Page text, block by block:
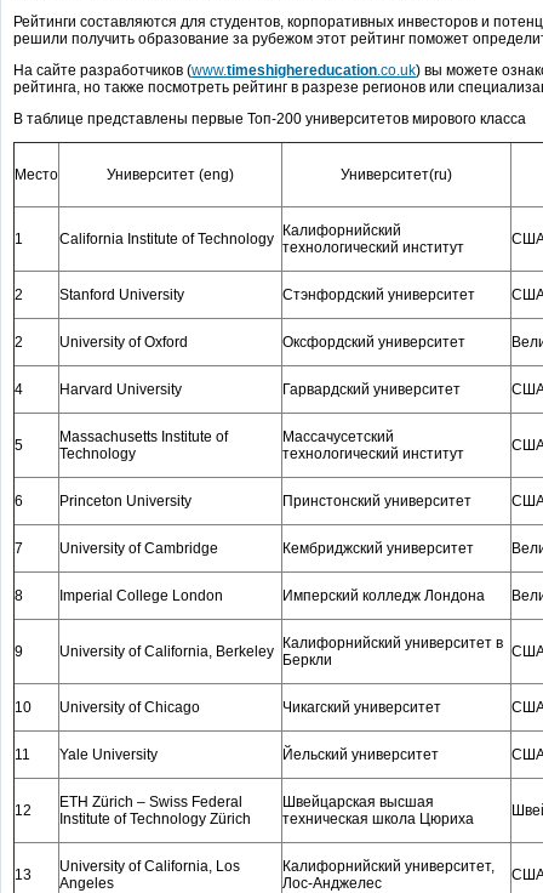
Рейтинги составляются для студентов, корпоративных инвесторов и
решили получить образование за рубежом этот рейтинг поможет
На сайте разработчиков (www.timeshighereducation.co.uk) вы можете
рейтинга, но также посмотреть рейтинг в разрезе регионов или
В таблице представлены первые Топ-200 университетов мирового класса
Место Университет (eng) Университет(ru)
1 California Institute of Technology
Калифорнийский
технологический институт
2 Stanford University Стэнфордский университет
2 University of Oxford Оксфордский университет
4 Harvard University Гарвардский университет
5
Massachusetts Institute of
Technology
Массачусетский
технологический институт
6 Princeton University Принстонский университет
7 University of Cambridge Кембриджский университет
8 Imperial College London Имперский колледж Лондона
9 University of California, Berkeley
Калифорнийский университет в
Беркли
10 University of Chicago Чикагский университет
11 Yale University Йельский университет
12
ETH Zürich – Swiss Federal
Institute of Technology Zürich
Швейцарская высшая
техническая школа Цюриха
13
University of California, Los
Angeles
Калифорнийский университет,
Лос-Анджелес